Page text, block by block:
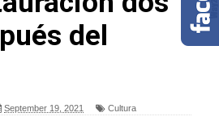
del
September 19, 2021 Cultura